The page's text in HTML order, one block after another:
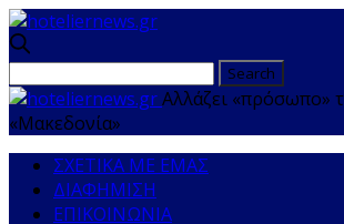
Αλλάζει «πρόσωπο»
«Μακεδονία»
ΣΧΕΤΙΚΑ ΜΕ ΕΜΑΣ
ΔΙΑΦΗΜΙΣΗ
ΕΠΙΚΟΙΝΩΝΙΑ